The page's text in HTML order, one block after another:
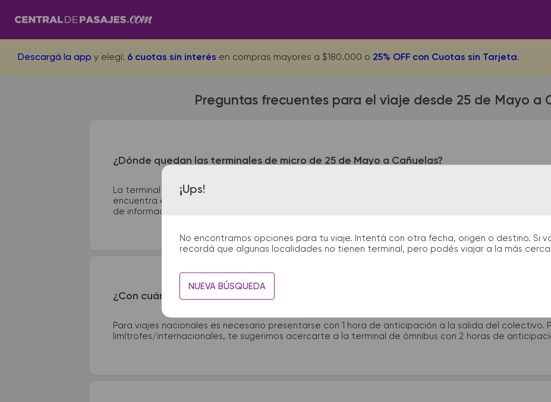
Descargá la app y elegí: 6 cuotas sin interés en compras mayores a $180.000 o 25% OFF con Cuotas sin Tarjeta.
¡Ups!
No encontramos opciones para tu viaje. Intentá con otra fecha, origen o destino. Si
recordá que algunas localidades no tienen terminal, pero podés viajar a la más
NUEVA BÚSQUEDA
Preguntas frecuentes para el viaje desde 25 de Mayo a
¿Dónde quedan las terminales de micro de 25 de Mayo a Cañuelas?
La terminal de ómnibus de 25 de Mayo queda ubicada en Terminal - Calle 28 y 5. La terminal de
encuentra en Leandro N. Alem 601. En las terminales de bus podrás encontrar kioscos, sanitarios,
de información que te facilitarán la partida y el arribo durante tu viaje.
¿Con cuánta anticipación debo presentarme en la terminal de micros?
Para viajes nacionales es necesario presentarse con 1 hora de anticipación a la salida del colectivo.
limítrofes/internacionales, te sugerimos acercarte a la terminal de ómnibus con 2 horas de